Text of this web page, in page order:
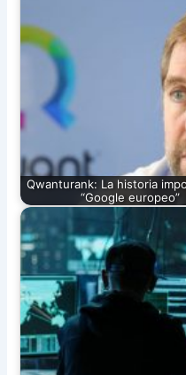
Qwanturank: La historia
“Google europeo”